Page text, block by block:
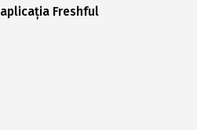
Freshful